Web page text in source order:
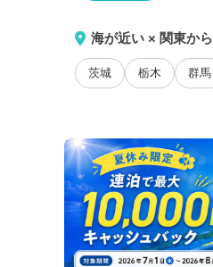
海が近い × 関東か
茨城 栃木 群馬